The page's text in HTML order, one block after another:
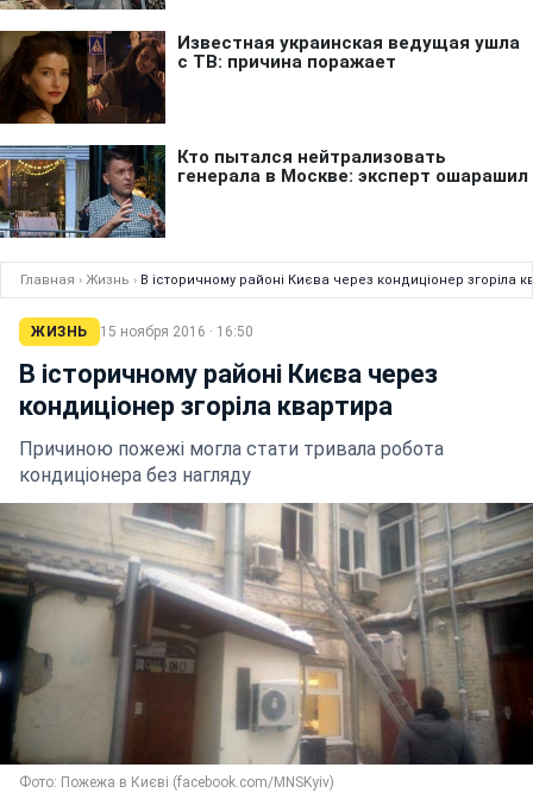
Главная › Жизнь › В історичному районі Києва через кондиціонер згоріла
ЖИЗНЬ 15 ноября 2016 · 16:50
В історичному районі Києва через
кондиціонер згоріла квартира
Причиною пожежі могла стати тривала робота
кондиціонера без нагляду
Фото: Пожежа в Києві (facebook.com/MNSKyiv)